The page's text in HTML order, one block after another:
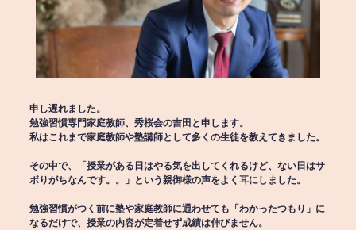
申し遅れました。
勉強習慣専門家庭教師、秀桜会の吉田と申します。
私はこれまで家庭教師や塾講師として多くの生徒を教えてきました。
その中で、「授業がある日はやる気を出してくれるけど、ない日はサ
ボりがちなんです。。」という親御様の声をよく耳にしました。
勉強習慣がつく前に塾や家庭教師に通わせても「わかったつもり」に
なるだけで、授業の内容が定着せず成績は伸びません。